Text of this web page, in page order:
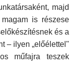
majd
is részese
és a
– ilyen „előélettel"
műfajra teszek